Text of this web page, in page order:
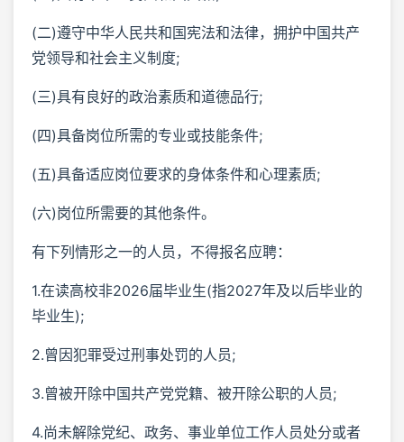
(二)遵守中华人民共和国宪法和法律，拥护中国共产
党领导和社会主义制度;
(三)具有良好的政治素质和道德品行;
(四)具备岗位所需的专业或技能条件;
(五)具备适应岗位要求的身体条件和心理素质;
(六)岗位所需要的其他条件。
有下列情形之一的人员，不得报名应聘：
1.在读高校非2026届毕业生(指2027年及以后毕业的
毕业生);
2.曾因犯罪受过刑事处罚的人员;
3.曾被开除中国共产党党籍、被开除公职的人员;
4.尚未解除党纪、政务、事业单位工作人员处分或者